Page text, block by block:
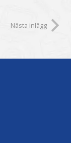
Nästa inlägg